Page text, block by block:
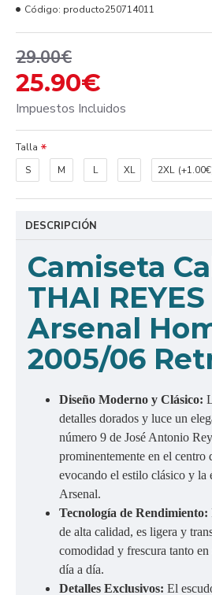
25.90€
29.00€
Impuestos Incluidos
Código: producto250714011
Talla
S
M L XL 2XL
DESCRIPCIÓN
Camiseta
THAI
Arsenal
2005/06
Diseño Moderno y Clásico:
detalles dorados y luce un
número 9 de José Antonio
prominentemente en el centro
evocando el estilo clásico y la
Arsenal.
Tecnología de Rendimiento:
de alta calidad, es ligera y
comodidad y frescura tanto
día a día.
Detalles Exclusivos: El